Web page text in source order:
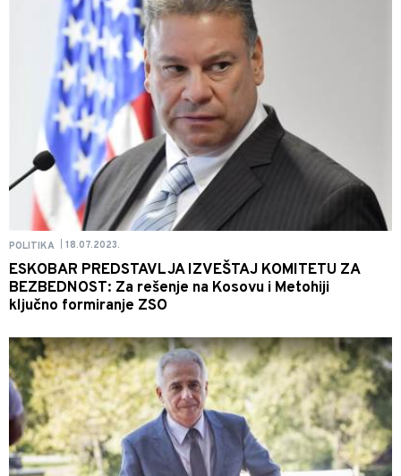
POLITIKA 18.07.2023.
ESKOBAR PREDSTAVLJA IZVEŠTAJ KOMITETU ZA
BEZBEDNOST: Za rešenje na Kosovu i Metohiji
ključno formiranje ZSO